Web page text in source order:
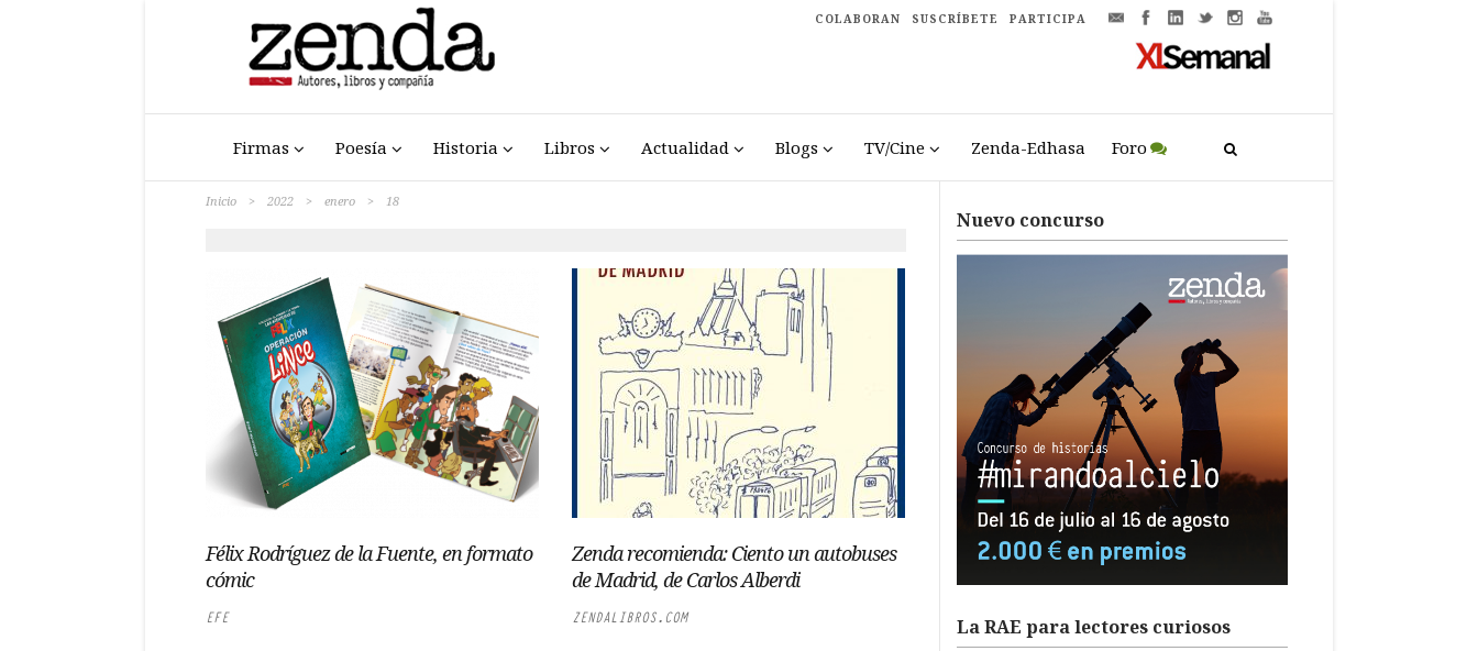
COLABORAN SUSCRÍBETE PARTICIPA
Firmas Poesía Historia Libros Actualidad Blogs TV/Cine Zenda-Edhasa Foro
Inicio > 2022 > enero > 18
Félix Rodríguez de la Fuente, en formato
cómic
EFE
Zenda recomienda: Ciento un autobuses
de Madrid, de Carlos Alberdi
ZENDALIBROS.COM
Nuevo concurso
La RAE para lectores curiosos